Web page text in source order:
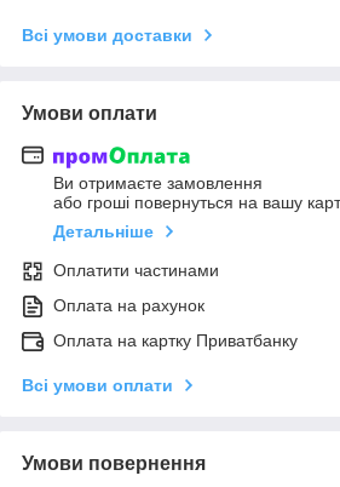
Всі умови доставки
Умови оплати
Ви отримаєте замовлення
або гроші повернуться на вашу
Детальніше
Оплатити частинами
Оплата на рахунок
Оплата на картку Приватбанку
Всі умови оплати
Умови повернення